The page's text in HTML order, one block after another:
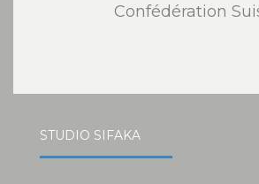
Confédération
STUDIO SIFAKA